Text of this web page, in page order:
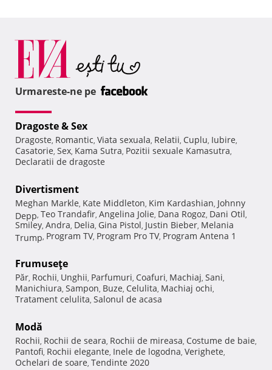
Urmareste-ne pe
Dragoste & Sex
Dragoste, Romantic, Viata sexuala, Relatii, Cuplu, Iubire,
Casatorie, Sex, Kama Sutra, Pozitii sexuale Kamasutra,
Declaratii de dragoste
Divertisment
Meghan Markle, Kate Middleton, Kim Kardashian, Johnny
Depp, Teo Trandafir, Angelina Jolie, Dana Rogoz, Dani Otil,
Smiley, Andra, Delia, Gina Pistol, Justin Bieber, Melania
Trump, Program TV, Program Pro TV, Program Antena 1
Frumuseţe
Păr, Rochii, Unghii, Parfumuri, Coafuri, Machiaj, Sani,
Manichiura, Sampon, Buze, Celulita, Machiaj ochi,
Tratament celulita, Salonul de acasa
Modă
Rochii, Rochii de seara, Rochii de mireasa, Costume de baie,
Pantofi, Rochii elegante, Inele de logodna, Verighete,
Ochelari de soare, Tendinte 2020